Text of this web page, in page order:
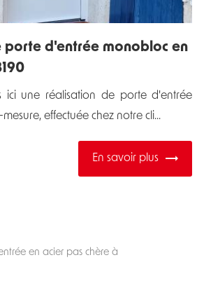
porte d'entrée monobloc en
ici une réalisation de porte d'entrée
effectuée chez notre cli...
En savoir plus
en acier pas chère à